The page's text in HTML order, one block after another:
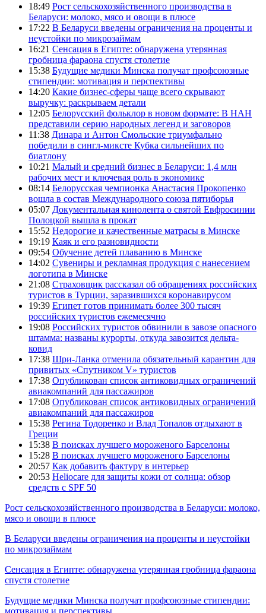
18:49 Рост сельскохозяйственного производства в
Беларуси: молоко, мясо и овощи в плюсе
17:22 В Беларуси введены ограничения на проценты и
неустойки по микрозаймам
16:21 Сенсация в Египте: обнаружена утерянная
гробница фараона спустя столетие
15:38 Будущие медики Минска получат профсоюзные
стипендии: мотивация и перспективы
14:20 Какие бизнес-сферы чаще всего скрывают
выручку: раскрываем детали
12:05 Белорусский фольклор в новом формате: В НАН
представили серию народных легенд и заговоров
11:38 Динара и Антон Смольские триумфально
победили в сингл-миксте Кубка сильнейших по
биатлону
10:21 Малый и средний бизнес в Беларуси: 1,4 млн
рабочих мест и ключевая роль в экономике
08:14 Белорусская чемпионка Анастасия Прокопенко
вошла в состав Международного союза пятиборья
05:07 Документальная кинолента о святой Евфросинии
Полоцкой вышла в прокат
15:52 Недорогие и качественные матрасы в Минске
19:19 Каяк и его разновидности
09:54 Обучение детей плаванию в Минске
14:02 Сувениры и рекламная продукция с нанесением
логотипа в Минске
21:08 Страховщик рассказал об обращениях российских
туристов в Турции, заразившихся коронавирусом
19:39 Египет готов принимать более 300 тысяч
российских туристов ежемесячно
19:08 Российских туристов обвинили в завозе опасного
штамма: названы курорты, откуда завозится дельта-
ковид
17:38 Шри-Ланка отменила обязательный карантин для
привитых «Спутником V» туристов
17:38 Опубликован список антиковидных ограничений
авиакомпаний для пассажиров
17:08 Опубликован список антиковидных ограничений
авиакомпаний для пассажиров
15:38 Регина Тодоренко и Влад Топалов отдыхают в
Греции
15:38 В поисках лучшего мороженого Барселоны
15:28 В поисках лучшего мороженого Барселоны
20:57 Как добавить фактуру в интерьер
20:53 Heliocare для защиты кожи от солнца: обзор
средств с SPF 50
Рост сельскохозяйственного производства в Беларуси: молоко,
мясо и овощи в плюсе
В Беларуси введены ограничения на проценты и неустойки
по микрозаймам
Сенсация в Египте: обнаружена утерянная гробница фараона
спустя столетие
Будущие медики Минска получат профсоюзные стипендии:
мотивация и перспективы